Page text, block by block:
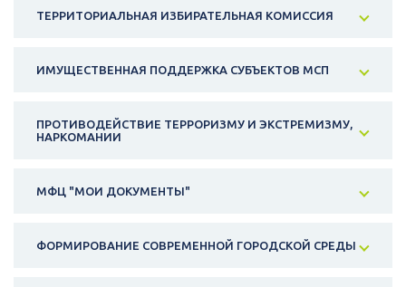
ТЕРРИТОРИАЛЬНАЯ ИЗБИРАТЕЛЬНАЯ КОМИССИЯ
ИМУЩЕСТВЕННАЯ ПОДДЕРЖКА СУБЪЕКТОВ МСП
ПРОТИВОДЕЙСТВИЕ ТЕРРОРИЗМУ И ЭКСТРЕМИЗМУ,
НАРКОМАНИИ
МФЦ "МОИ ДОКУМЕНТЫ"
ФОРМИРОВАНИЕ СОВРЕМЕННОЙ ГОРОДСКОЙ СРЕДЫ